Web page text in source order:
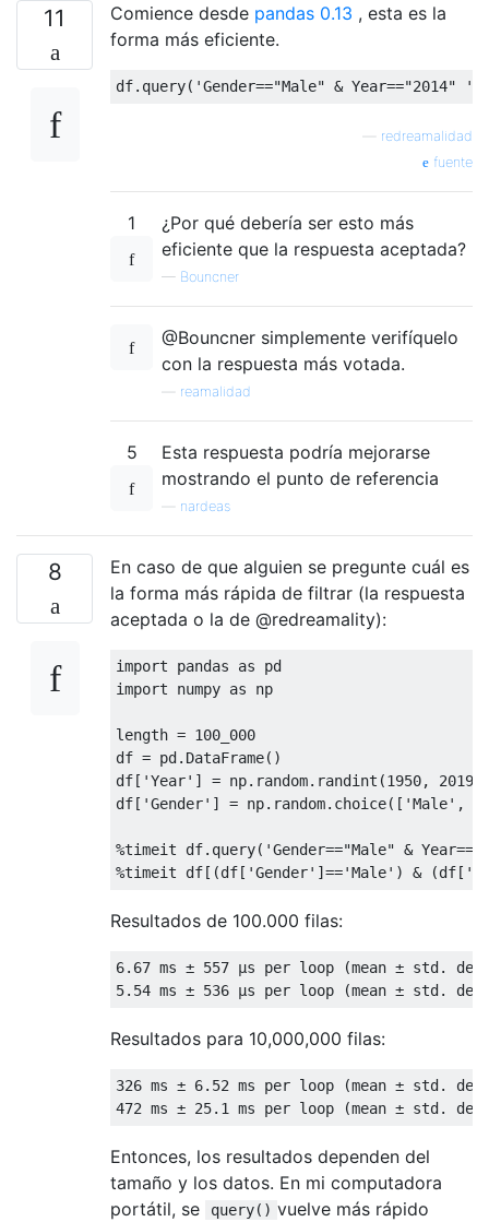
11 Comience desde pandas 0.13 , esta es la
forma más eficiente.
df. query( 'Gender=="Male" & Year=="2014" '
redreamalidad
fuente
1
¿Por qué debería ser esto más
eficiente que la respuesta aceptada?
— Bouncner
@Bouncner simplemente verifíquelo
con la respuesta más votada.
reamalidad
5
Esta respuesta podría mejorarse
mostrando el punto de referencia
nardeas
8
En caso de que alguien se pregunte cuál es
la forma más rápida de filtrar (la respuesta
aceptada o la de @redreamality):
import pandas as
import numpy as np
length = 100 _000
df = pd. DataFrame()
df[ 'Year' ] = np. random. randint (1950, 2019
df[ 'Gender' ] = np. random. choice([ 'Male' ,
%timeit df. query( 'Gender=="Male" &
%timeit df[(df[ 'Gender' ]=='Male' ) & (df[
Resultados de 100.000 filas:
6.67 ms ± 557 µs per loop (mean ± std. dev
5.54 ms ± 536 µs per loop (mean ± std. dev
Resultados para 10,000,000 filas:
326 ms ± 6.52 ms per loop (mean ± std. dev
472 ms ± 25.1 ms per loop (mean ± std. dev
Entonces, los resultados dependen del
tamaño y los datos. En mi computadora
portátil, se
query() vuelve más rápido